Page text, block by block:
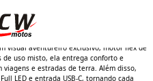
ideal para quem busca uma moto versátil,
visual aventureiro exclusivo, motor flex de
de uso misto, ela entrega conforto e
e estradas de terra. Além disso,
LED e entrada USB-C, tornando cada